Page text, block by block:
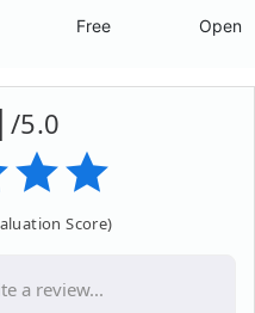
Free Open
/5.0
Score)